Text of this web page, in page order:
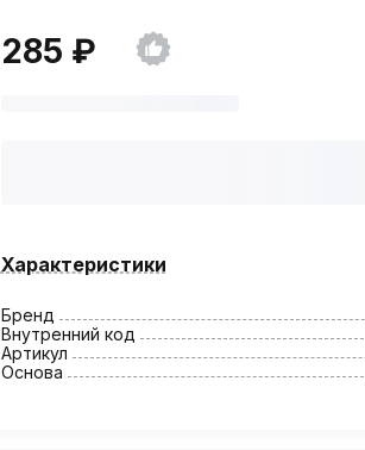
285 ₽
Характеристики
Бренд
Внутренний код
Артикул
Основа